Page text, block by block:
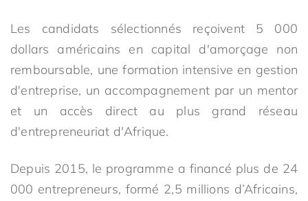
Les candidats sélectionnés reçoivent 5 000
dollars américains en capital d'amorçage non
remboursable, une formation intensive en gestion
d'entreprise, un accompagnement par un mentor
et un accès direct au plus grand réseau
d'entrepreneuriat d'Afrique.
Depuis 2015, le programme a financé plus de 24
000 entrepreneurs, formé 2,5 millions d’Africains,